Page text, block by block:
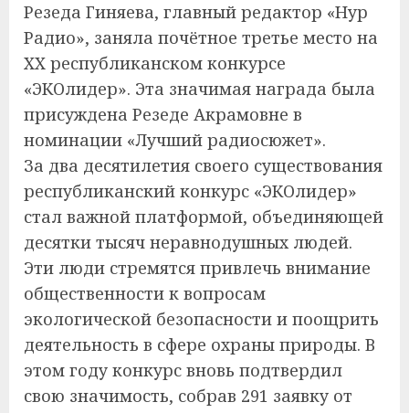
Резеда Гиняева, главный редактор «Нур
Радио», заняла почётное третье место на
XX республиканском конкурсе
«ЭКОлидер». Эта значимая награда была
присуждена Резеде Акрамовне в
номинации «Лучший радиосюжет».
За два десятилетия своего существования
республиканский конкурс «ЭКОлидер»
стал важной платформой, объединяющей
десятки тысяч неравнодушных людей.
Эти люди стремятся привлечь внимание
общественности к вопросам
экологической безопасности и поощрить
деятельность в сфере охраны природы. В
этом году конкурс вновь подтвердил
свою значимость, собрав 291 заявку от